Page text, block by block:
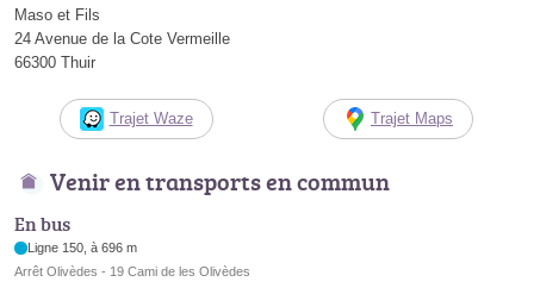
Maso et Fils
24 Avenue de la Cote Vermeille
66300 Thuir
Trajet Waze Trajet Maps
Venir en transports en commun
En bus
Ligne 150, à 696 m
Arrêt Olivèdes - 19 Cami de les Olivèdes